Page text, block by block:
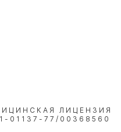
ЛИЦЕНЗИЯ
01137-77/00368560